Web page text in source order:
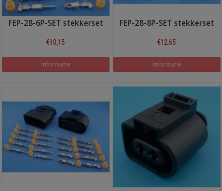
FEP-28-6P-SET stekkerset
€10,15
Informatie
FEP-28-8P-SET stekkerset
€12,65
Informatie